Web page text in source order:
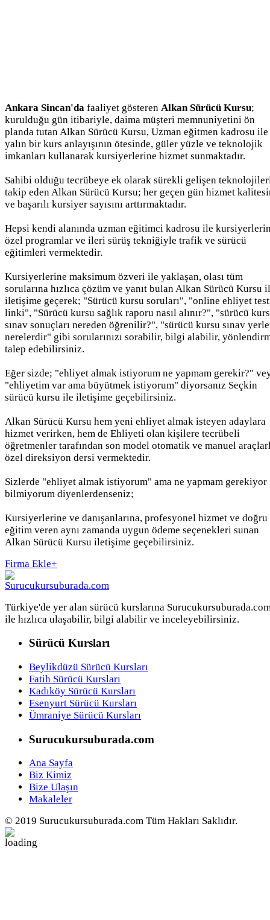
Ankara Sincan'da faaliyet gösteren Alkan Sürücü Kursu;
kurulduğu gün itibariyle, daima müşteri memnuniyetini ön
planda tutan Alkan Sürücü Kursu, Uzman eğitmen kadrosu ile
yalın bir kurs anlayışının ötesinde, güler yüzle ve teknolojik
imkanları kullanarak kursiyerlerine hizmet sunmaktadır.
Sahibi olduğu tecrübeye ek olarak sürekli gelişen
takip eden Alkan Sürücü Kursu; her geçen gün hizmet
ve başarılı kursiyer sayısını arttırmaktadır.
Hepsi kendi alanında uzman eğitimci kadrosu ile
özel programlar ve ileri sürüş tekniğiyle trafik ve sürücü
eğitimleri vermektedir.
Kursiyerlerine maksimum özveri ile yaklaşan, olası tüm
sorularına hızlıca çözüm ve yanıt bulan Alkan Sürücü Kursu
iletişime geçerek; "Sürücü kursu soruları", "online ehliyet
linki", "Sürücü kursu sağlık raporu nasıl alınır?", "sürücü
sınav sonuçları nereden öğrenilir?", "sürücü kursu sınav
nerelerdir" gibi sorularınızı sorabilir, bilgi alabilir,
talep edebilirsiniz.
Eğer sizde; "ehliyet almak istiyorum ne yapmam gerekir?"
"ehliyetim var ama büyütmek istiyorum" diyorsanız Seçkin
sürücü kursu ile iletişime geçebilirsiniz.
Alkan Sürücü Kursu hem yeni ehliyet almak isteyen adaylara
hizmet verirken, hem de Ehliyeti olan kişilere tecrübeli
öğretmenler tarafından son model otomatik ve manuel
özel direksiyon dersi vermektedir.
Sizlerde "ehliyet almak istiyorum" ama ne yapmam gerekiyor
bilmiyorum diyenlerdenseniz;
Kursiyerlerine ve danışanlarına, profesyonel hizmet ve doğru
eğitim veren aynı zamanda uygun ödeme seçenekleri sunan
Alkan Sürücü Kursu iletişime geçebilirsiniz.
Firma Ekle+
Türkiye'de yer alan sürücü kurslarına
ile hızlıca ulaşabilir, bilgi alabilir ve inceleyebilirsiniz.
Sürücü Kursları
Beylikdüzü Sürücü Kursları
Fatih Sürücü Kursları
Kadıköy Sürücü Kursları
Esenyurt Sürücü Kursları
Ümraniye Sürücü Kursları
Surucukursuburada.com
Ana Sayfa
Biz Kimiz
Bize Ulaşın
Makaleler
© 2019 Surucukursuburada.com Tüm Hakları Saklıdır.